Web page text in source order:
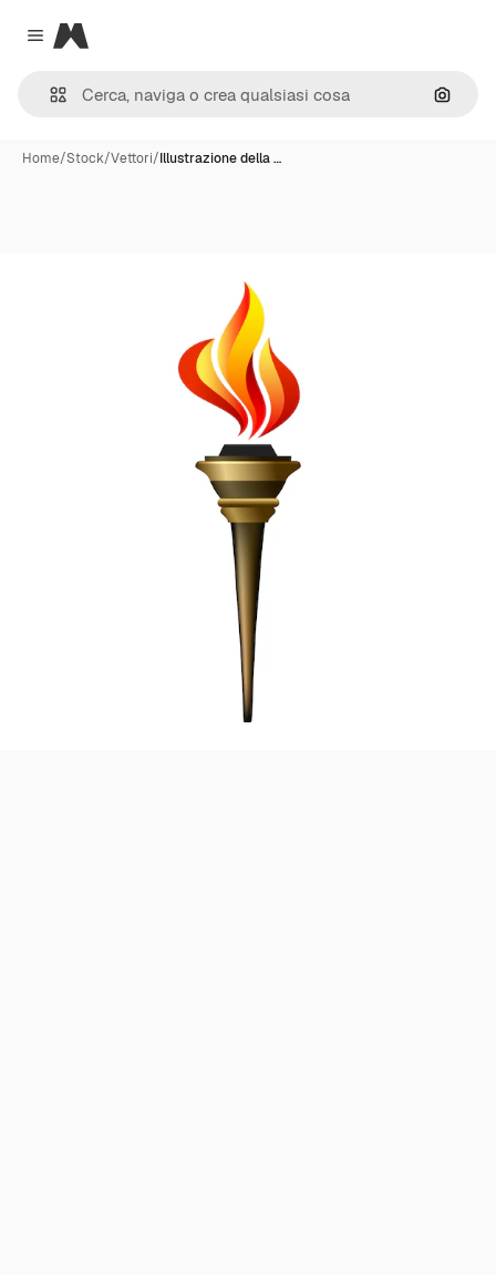
Close menu
Magnific
Cerca
Home/Stock/Vettori/Illustrazione della …